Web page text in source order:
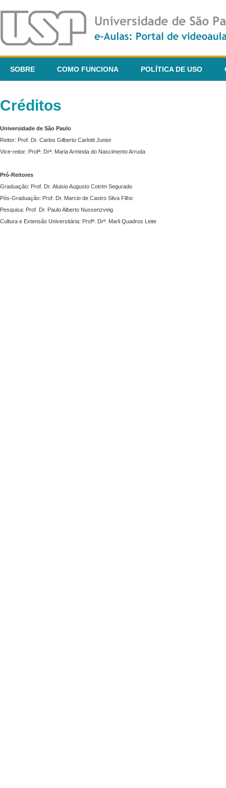
SOBRE COMO FUNCIONA POLÍTICA DE USO
Créditos
Universidade de São Paulo
Reitor: Prof. Dr. Carlos Gilberto Carlotti Junior
Vice-reitor: Profª. Drª. Maria Arminda do Nascimento Arruda
Pró-Reitores
Graduação: Prof. Dr. Aluisio Augusto Cotrim Segurado
Pós-Graduação: Prof. Dr. Marcio de Castro Silva Filho
Pesquisa: Prof. Dr. Paulo Alberto Nussenzveig
Cultura e Extensão Universitária: Profª. Drª. Marli Quadros Leite